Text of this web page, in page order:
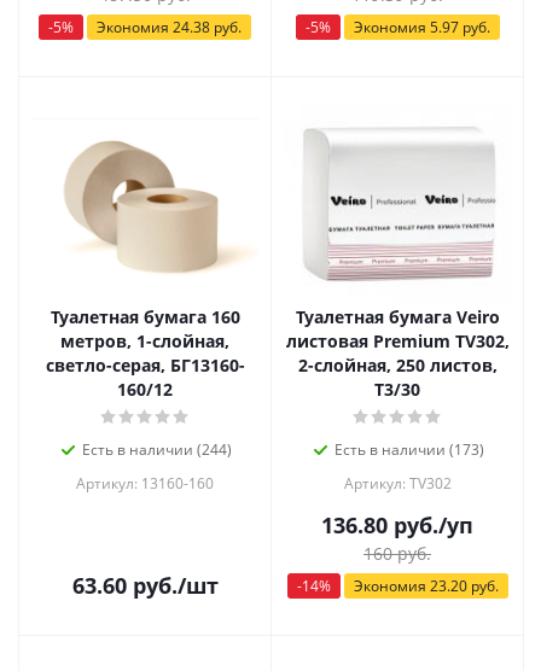
-5% Экономия 24.38 руб. -5% Экономия 5.97руб.
Туалетная бумага 160
метров, 1-слойная,
светло-серая, БГ13160-
160/12
Есть в наличии (244)
Артикул: 13160-160
63.60руб./шт
Туалетная бумага Veiro
листовая Premium TV302,
2-слойная, 250 листов,
Т3/30
Есть в наличии (173)
Артикул: TV302
136.80 руб./уп
160руб.
-14% Экономия 23.20руб.